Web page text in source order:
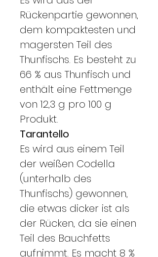
Rückenpartie gewonnen,
dem kompaktesten und
magersten Teil des
Thunfischs. Es besteht zu
66 % aus Thunfisch und
enthält eine Fettmenge
von 12,3 g pro 100 g
Produkt.
Tarantello
Es wird aus einem Teil
der weißen Codella
(unterhalb des
Thunfischs) gewonnen,
die etwas dicker ist als
der Rücken, da sie einen
Teil des Bauchfetts
aufnimmt. Es macht 8 %